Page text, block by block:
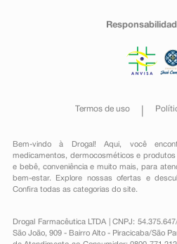
Termos de uso
Bem-vindo à Drogal! Aqui, você
medicamentos , dermocosméticos e produtos
e bebê, conveniênciae muito mais, para
bem-estar. Explore nossas ofertas e
Confira todas as categorias do site.
Drogal Farmacêutica LTDA | CNPJ:
São João, 909 - Bairro Alto - Piracicaba/São